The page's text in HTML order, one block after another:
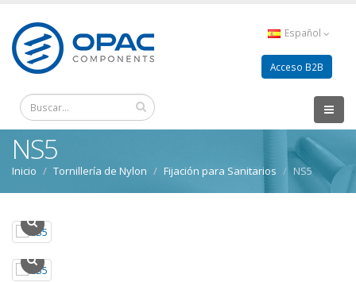
Español
Acceso B2B
NS5
Inicio Tornillería de Nylon Fijación para Sanitarios NS5